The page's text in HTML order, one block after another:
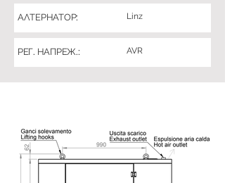
АЛТЕРНАТОР: Linz
РЕГ. НАПРЕЖ.: AVR